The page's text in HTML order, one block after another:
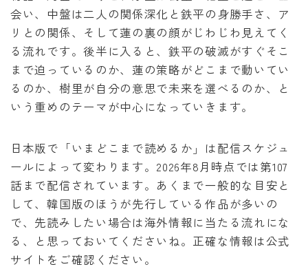
会い、中盤は二人の関係深化と鉄平の身勝手さ、ア
リとの関係、そして蓮の裏の顔がじわじわ見えてく
る流れです。後半に入ると、鉄平の破滅がすぐそこ
まで迫っているのか、蓮の策略がどこまで動いてい
るのか、樹里が自分の意思で未来を選べるのか、と
いう重めのテーマが中心になっていきます。
日本版で「いまどこまで読めるか」は配信スケジュ
ールによって変わります。2026年8月時点では第107
話まで配信されています。あくまで一般的な目安と
して、韓国版のほうが先行している作品が多いの
で、先読みしたい場合は海外情報に当たる流れにな
る、と思っておいてくださいね。正確な情報は公式
サイトをご確認ください。